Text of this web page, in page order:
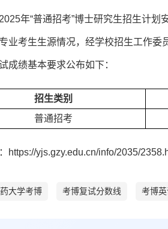
年“普通招考”博士研究生招生计
业考生生源情况，经学校招生工作委
成绩基本要求公布如下：
招生类别
普通招考
https://yjs.gzy.edu.cn/info/2035/
大学考博 考博复试分数线 考博